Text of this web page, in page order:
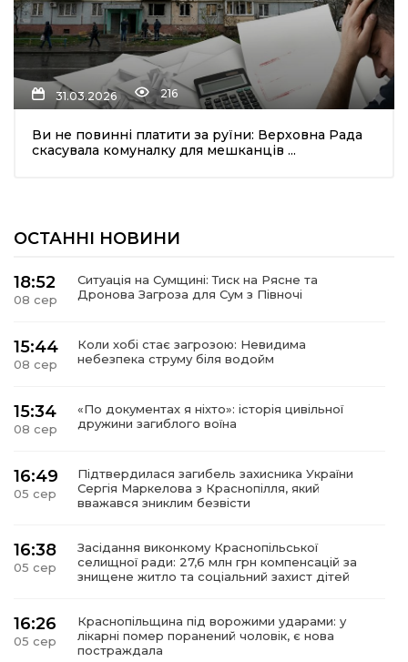
31.03.2026 216
Ви не повинні платити за руїни: Верховна Рада
скасувала комуналку для мешканців ...
ОСТАННІ НОВИНИ
18:52
08 сер
Ситуація на Сумщині: Тиск на Рясне та
Дронова Загроза для Сум з Півночі
15:44
08 сер
Коли хобі стає загрозою: Невидима
небезпека струму біля водойм
15:34
08 сер
«По документах я ніхто»: історія цивільної
дружини загиблого воїна
16:49
05 сер
Підтвердилася загибель захисника України
Сергія Маркелова з Краснопілля, який
вважався зниклим безвісти
16:38
05 сер
Засідання виконкому Краснопільської
селищної ради: 27,6 млн грн компенсацій за
знищене житло та соціальний захист дітей
16:26
05 сер
Краснопільщина під ворожими ударами: у
лікарні помер поранений чоловік, є нова
постраждала